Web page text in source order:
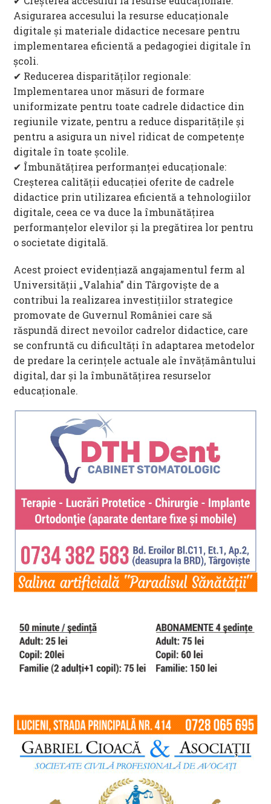
Asigurarea accesului la resurse educaționale
digitale și materiale didactice necesare pentru
implementarea eficientă a pedagogiei digitale în
școli.
✔ Reducerea disparităților regionale:
Implementarea unor măsuri de formare
uniformizate pentru toate cadrele didactice din
regiunile vizate, pentru a reduce disparitățile și
pentru a asigura un nivel ridicat de competențe
digitale în toate școlile.
✔ Îmbunătățirea performanței educaționale:
Creșterea calității educației oferite de cadrele
didactice prin utilizarea eficientă a tehnologiilor
digitale, ceea ce va duce la îmbunătățirea
performanțelor elevilor și la pregătirea lor pentru
o societate digitală.
Acest proiect evidențiază angajamentul ferm al
Universității „Valahia” din Târgoviște de a
contribui la realizarea investițiilor strategice
promovate de Guvernul României care să
răspundă direct nevoilor cadrelor didactice, care
se confruntă cu dificultăți în adaptarea metodelor
de predare la cerințele actuale ale învățământului
digital, dar și la îmbunătățirea resurselor
educaționale.